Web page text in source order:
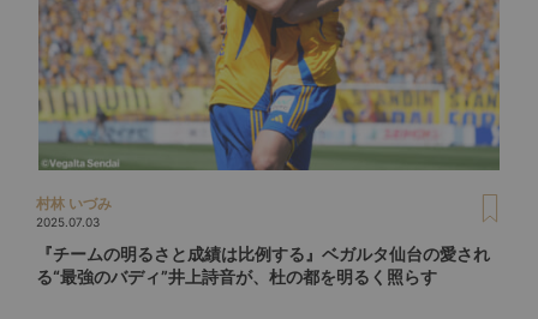
村林 いづみ
2025.07.03
『チームの明るさと成績は比例する』ベガルタ仙台の愛され
る“最強のバディ”井上詩音が、杜の都を明るく照らす